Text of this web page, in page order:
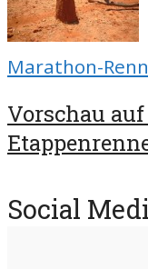
Marathon-
Vorschau
Social